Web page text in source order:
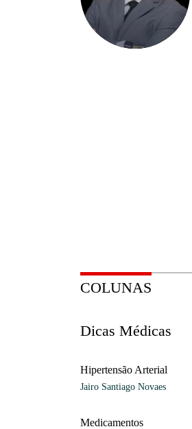
COLUNAS
Dicas Médicas
Hipertensão Arterial
Jairo Santiago Novaes
Medicamentos